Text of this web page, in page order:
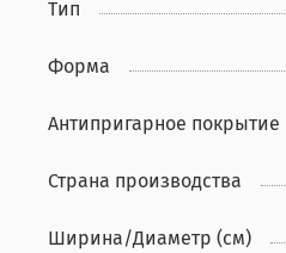
Тип
Форма
Антипригарное покрытие
Страна производства
Ширина/Диаметр (см)